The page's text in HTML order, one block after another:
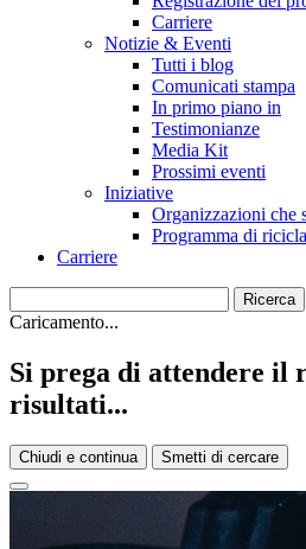
Carriere
Notizie & Eventi
Tutti i blog
Comunicati stampa
In primo piano in
Testimonianze
Media Kit
Prossimi eventi
Iniziative
Organizzazioni che
Programma di
Carriere
Caricamento...
Si prega di attendere il
risultati...
Chiudi e continua Smetti di cercare